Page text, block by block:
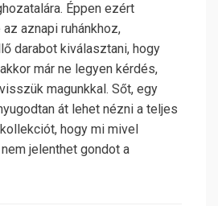
Éppen ezért
aznapi ruhánkhoz,
darabot kiválasztani, hogy
már ne legyen kérdés,
magunkkal. Sőt, egy
át lehet nézni a teljes
hogy mi mivel
jelenthet gondot a